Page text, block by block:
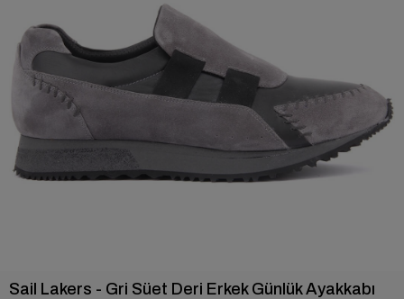
Sail Lakers - Gri Süet Deri Erkek Günlük Ayakkabı